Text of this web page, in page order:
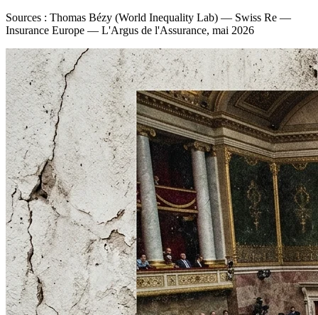
Sources : Thomas Bézy (World Inequality Lab) — Swiss Re —
Insurance Europe — L'Argus de l'Assurance, mai 2026